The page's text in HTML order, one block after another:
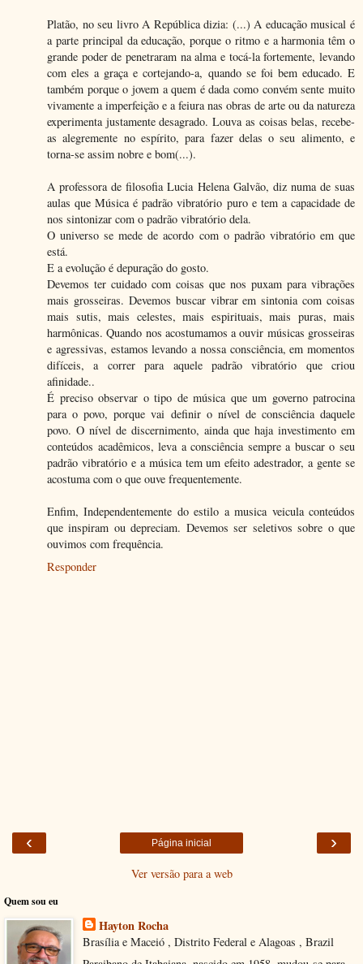
Platão, no seu livro A República dizia: (...) A educação musical é
a parte principal da educação, porque o ritmo e a harmonia têm o
grande poder de penetraram na alma e tocá-la fortemente, levando
com eles a graça e cortejando-a, quando se foi bem educado. E
também porque o jovem a quem é dada como convém sente muito
vivamente a imperfeição e a feiura nas obras de arte ou da natureza
experimenta justamente desagrado. Louva as coisas belas, recebe-
as alegremente no espírito, para fazer delas o seu alimento, e
torna-se assim nobre e bom(...).
A professora de filosofia Lucia Helena Galvão, diz numa de suas
aulas que Música é padrão vibratório puro e tem a capacidade de
nos sintonizar com o padrão vibratório dela.
O universo se mede de acordo com o padrão vibratório em que
está.
E a evolução é depuração do gosto.
Devemos ter cuidado com coisas que nos puxam para vibrações
mais grosseiras. Devemos buscar vibrar em sintonia com coisas
mais sutis, mais celestes, mais espirituais, mais puras, mais
harmônicas. Quando nos acostumamos a ouvir músicas grosseiras
e agressivas, estamos levando a nossa consciência, em momentos
difíceis, a correr para aquele padrão vibratório que criou
afinidade..
É preciso observar o tipo de música que um governo patrocina
para o povo, porque vai definir o nível de consciência daquele
povo. O nível de discernimento, ainda que haja investimento em
conteúdos acadêmicos, leva a consciência sempre a buscar o seu
padrão vibratório e a música tem um efeito adestrador, a gente se
acostuma com o que ouve frequentemente.
Enfim, Independentemente do estilo a musica veicula conteúdos
que inspiram ou depreciam. Devemos ser seletivos sobre o que
ouvimos com frequência.
Responder
‹ ›
Página inicial
Ver versão para a web
Quem sou eu
Hayton Rocha
Brasília e Maceió , Distrito Federal e Alagoas , Brazil